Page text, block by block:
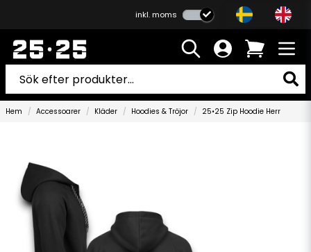
inkl. moms
Hem Accessoarer Kläder Hoodies & Tröjor 25•25 Zip Hoodie Herr